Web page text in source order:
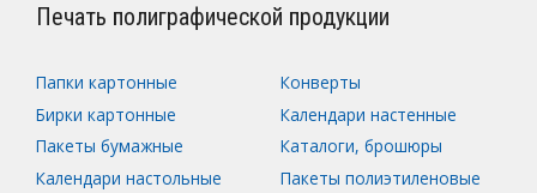
Печать полиграфической продукции
Папки картонные
Бирки картонные
Пакеты бумажные
Календари настольные
Конверты
Календари настенные
Каталоги, брошюры
Пакеты полиэтиленовые